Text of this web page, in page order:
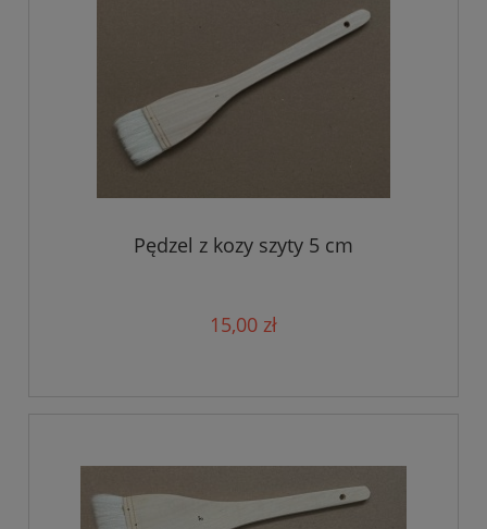
Pędzel z kozy szyty 5 cm
15,00 zł